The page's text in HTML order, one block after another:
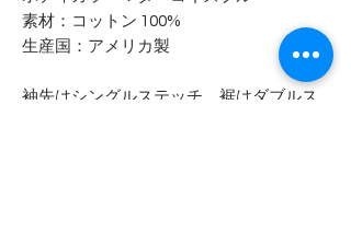
素材：コットン 100%
生産国：アメリカ製
袖先はシングルステッチ、裾はダブルス